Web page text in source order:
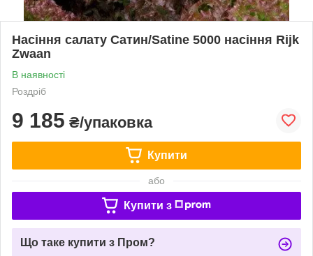
Насіння салату Сатин/Satine 5000 насіння Rijk
Zwaan
В наявності
Роздріб
9 185 ₴/упаковка
Купити
або
Купити з
Що таке купити з Пром?